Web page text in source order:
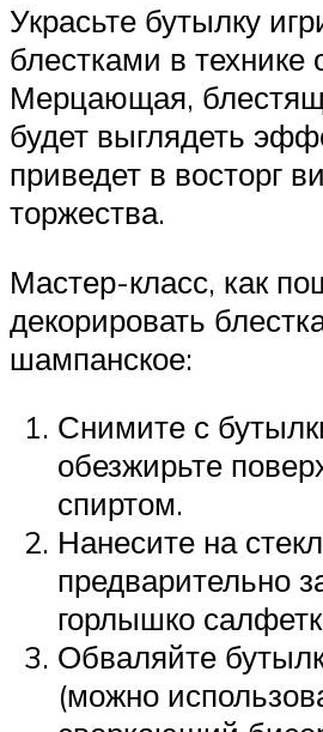
Украсьте бутылку
блестками в технике
Мерцающая,
будет выглядеть
приведет в восторг
торжества.
Мастер-класс, как
декорировать
шампанское:
Снимите с
обезжирьте
спиртом.
Нанесите на
предварительно
горлышко
Обваляйте
(можно